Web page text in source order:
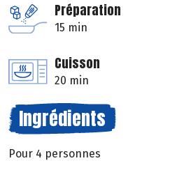
Préparation
15 min
Cuisson
20 min
Ingrédients
Pour 4 personnes